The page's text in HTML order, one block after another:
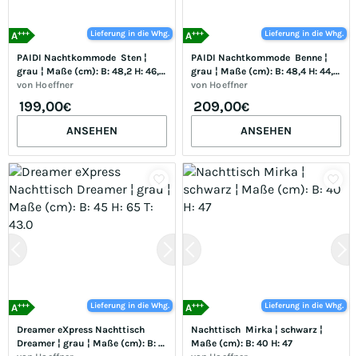
Lieferung in die Whg.
A+++
PAIDI Nachtkommode  Sten ¦
grau ¦ Maße (cm): B: 48,2 H: 46,5
T: 39.6
von Hoeffner
199,00€
ANSEHEN
Lieferung in die Whg.
A+++
PAIDI Nachtkommode  Benne ¦
grau ¦ Maße (cm): B: 48,4 H: 44,7
T: 39.6
von Hoeffner
209,00€
ANSEHEN
Lieferung in die Whg.
A+++
Dreamer eXpress Nachttisch
Dreamer ¦ grau ¦ Maße (cm): B:
Lieferung in die Whg.
A+++
Nachttisch  Mirka ¦ schwarz ¦
Maße (cm): B: 40 H: 47